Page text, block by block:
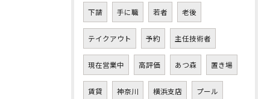
下請 手に職 若者 老後
テイクアウト 予約 主任技術者
現在営業中 高評価 あつ森 置き場
賃貸 神奈川 横浜支店 プール